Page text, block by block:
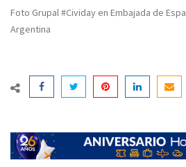
Foto Grupal #Cividay en Embajada de
Argentina